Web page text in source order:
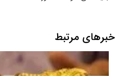
خبرهای مرتبط